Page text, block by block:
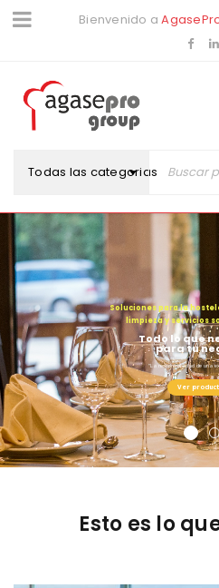
Bienvenido a
Todas las categorias
Solucionesparala hoste
impiezay servicios so
Todo loquen
paratune
Ver
"La responsabilidad de una
Esto es lo